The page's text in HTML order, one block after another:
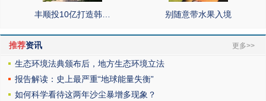
丰顺投10亿打造韩… 别随意带水果入境
推荐资讯 更多>>
生态环境法典颁布后，地方生态环境立法
报告解读：史上最严重“地球能量失衡”
如何科学看待这两年沙尘暴增多现象？